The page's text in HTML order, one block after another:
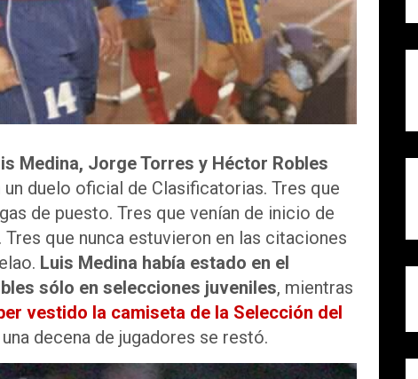
Medina, Jorge Torres y Héctor Robles
duelo oficial de Clasificatorias. Tres que
de puesto. Tres que venían de inicio de
que nunca estuvieron en las citaciones
Luis Medina había estado en el
sólo en selecciones juveniles, mientras
vestido la camiseta de la Selección del
decena de jugadores se restó.